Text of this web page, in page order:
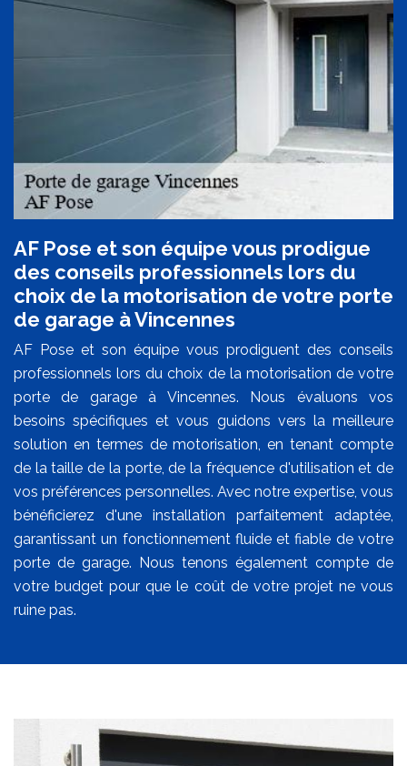
AF Pose et son équipe vous prodigue
des conseils professionnels lors du
choix de la motorisation de votre porte
de garage à Vincennes
AF Pose et son équipe vous prodiguent des conseils
professionnels lors du choix de la motorisation de votre
porte de garage à Vincennes. Nous évaluons vos
besoins spécifiques et vous guidons vers la meilleure
solution en termes de motorisation, en tenant compte
de la taille de la porte, de la fréquence d'utilisation et de
vos préférences personnelles. Avec notre expertise, vous
bénéficierez d'une installation parfaitement adaptée,
garantissant un fonctionnement fluide et fiable de votre
porte de garage. Nous tenons également compte de
votre budget pour que le coût de votre projet ne vous
ruine pas.